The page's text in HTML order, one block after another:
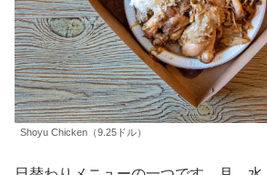
Shoyu Chicken（9.25ドル）